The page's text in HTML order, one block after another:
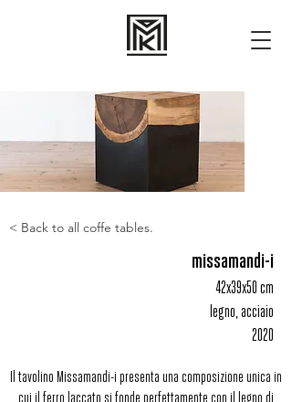
< Back to all coffe tables.
missamandi-i
42x39x50 cm
legno, acciaio
2020
Il tavolino Missamandi-i presenta una composizione unica in
cui il ferro laccato si fonde perfettamente con il legno di